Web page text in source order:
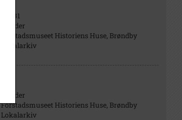
B2231
Billeder
Forstadsmuseet Historiens Huse, Brøndby
Lokalarkiv
Billeder
Forstadsmuseet Historiens Huse, Brøndby
Lokalarkiv